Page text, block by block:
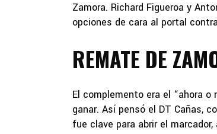
Zamora. Richard Figueroa y
opciones de cara al portal
REMATE DE
El complemento era el “ahora
ganar. Así pensó el DT Cañas,
fue clave para abrir el